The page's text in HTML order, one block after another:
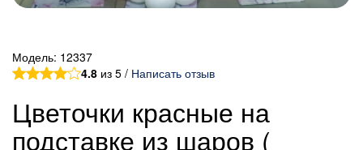
Модель: 12337
4.8 из 5 / Написать отзыв
Цветочки красные на
подставке из шаров (